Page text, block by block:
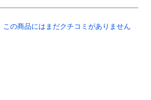
この商品にはまだクチコミがありません